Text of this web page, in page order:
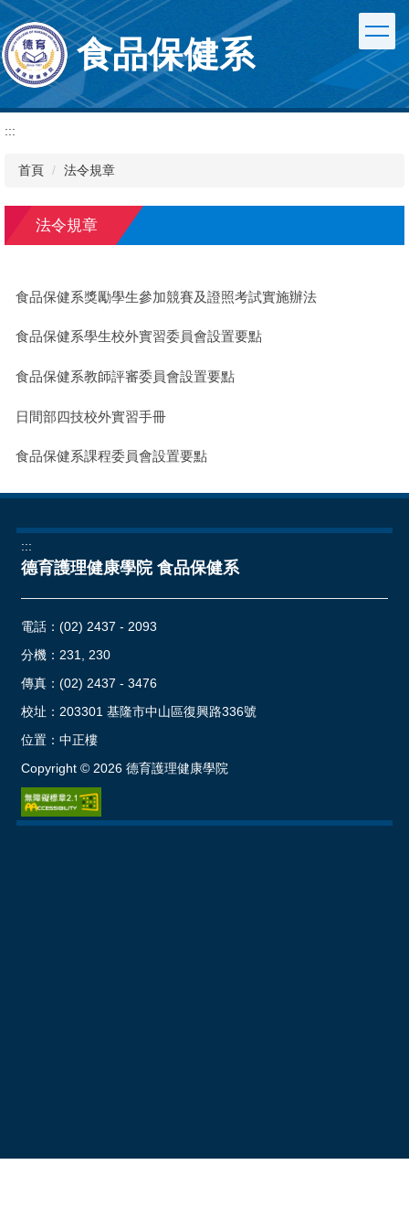
跳
到
主
要
內
容
區
食品保健系
:::
首頁 法令規章
法令規章
食品保健系獎勵學生參加競賽及證照考試實施辦法
食品保健系學生校外實習委員會設置要點
食品保健系教師評審委員會設置要點
日間部四技校外實習手冊
食品保健系課程委員會設置要點
:::
德育護理健康學院 食品保健系
電話： (02) 2437 - 2093
分機：231, 230
傳真：(02) 2437 - 3476
校址： 203301 基隆市中山區復興路336號
位置： 中正樓
Copyright © 2026德育護理健康學院